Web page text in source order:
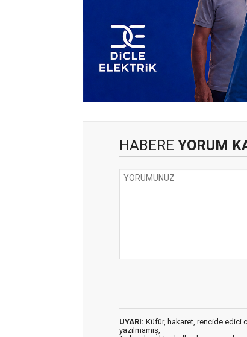
HABERE YORUM
UYARI: Küfür, hakaret, rencide edici
yazılmamış,